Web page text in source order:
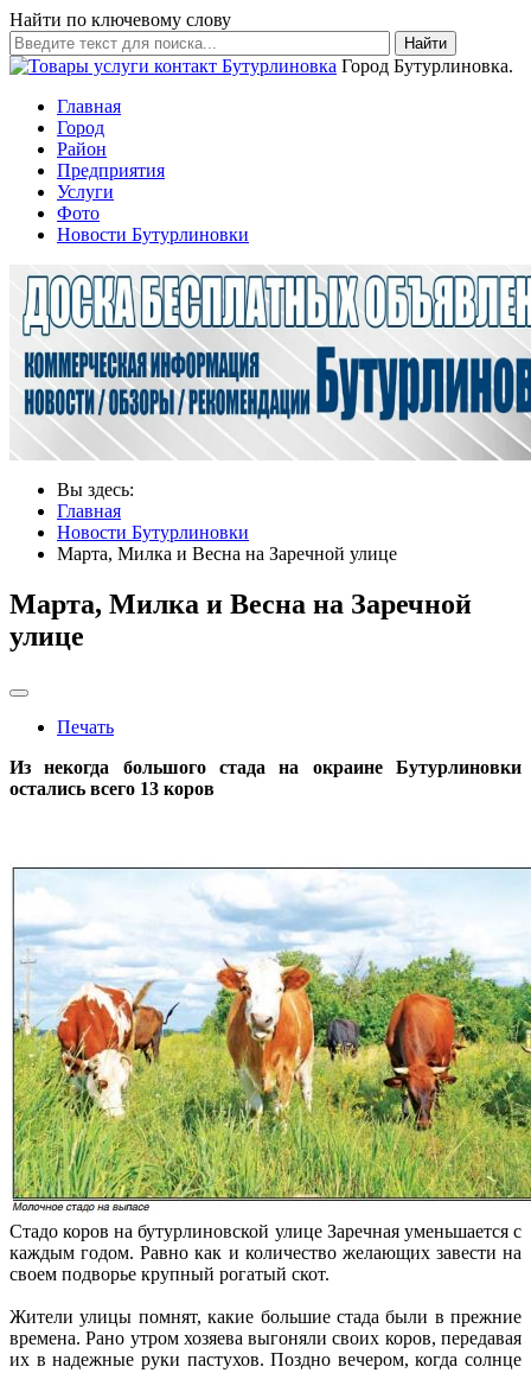
Найти по ключевому слову
Найти
Город Бутурлиновка.
Главная
Город
Район
Предприятия
Услуги
Фото
Новости Бутурлиновки
Вы здесь:
Главная
Новости Бутурлиновки
Марта, Милка и Весна на Заречной улице
Марта, Милка и Весна на Заречной
улице
Печать
Из некогда большого стада на окраине Бутурлиновки
остались всего 13 коров
Стадо коров на бутурлиновской улице Заречная уменьшается с
каждым годом. Равно как и количество желающих завести на
своем подворье крупный рогатый скот.
Жители улицы помнят, какие большие стада были в прежние
времена. Рано утром хозяева выгоняли своих коров, передавая
их в надежные руки пастухов. Поздно вечером, когда солнце